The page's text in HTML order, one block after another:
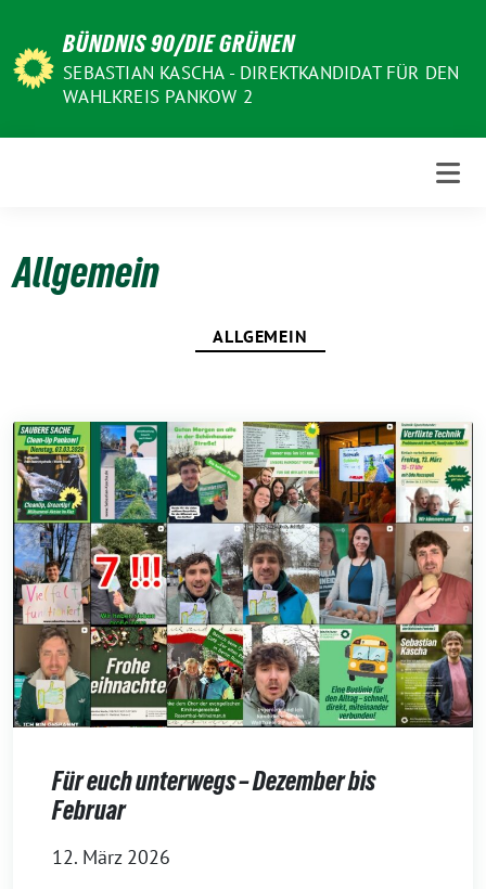
zum
Inhalt
BÜNDNIS 90/DIE GRÜNEN
SEBASTIAN KASCHA - DIREKTKANDIDAT FÜR DEN
WAHLKREIS PANKOW 2
Allgemein
ALLGEMEIN
Für euch unterwegs – Dezember bis
Februar
12. März 2026